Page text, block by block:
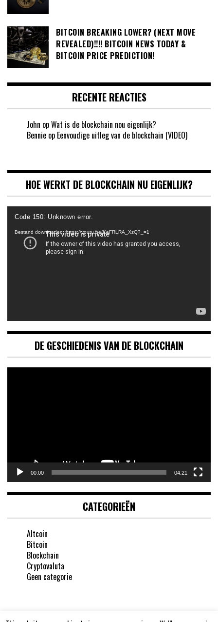
BITCOIN BREAKING LOWER? (NEXT MOVE
REVEALED)!!!! BITCOIN NEWS TODAY &
BITCOIN PRICE PREDICTION!
RECENTE REACTIES
John opWat is de blockchain nou eigenlijk?
Bennie op Eenvoudige uitleg van de blockchain (VIDEO)
HOE WERKT DE BLOCKCHAIN NU EIGENLIJK?
Code 150: Unknown error.
Bestand downloaden: https://youtu.be/KeFRLRA_XzQ?_=1
DE GESCHIEDENIS VAN DE BLOCKCHAIN
00:00 04:21
CATEGORIEËN
Altcoin
Bitcoin
Blockchain
Cryptovaluta
Geen categorie